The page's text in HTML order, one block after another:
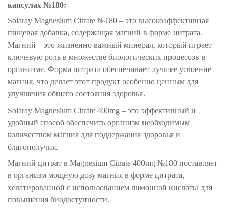
капсулах №180:
Solaray Magnesium Citrate №180 – это высокоэффективная
пищевая добавка, содержащая магний в форме цитрата.
Магний – это жизненно важный минерал, который играет
ключевую роль в множестве биологических процессов в
организме. Форма цитрата обеспечивает лучшее усвоение
магния, что делает этот продукт особенно ценным для
улучшения общего состояния здоровья.
Solaray Magnesium Citrate 400mg – это эффективный и
удобный способ обеспечить организм необходимым
количеством магния для поддержания здоровья и
благополучия.
Магний цитрат в Magnesium Citrate 400mg №180 поставляет
в организм мощную дозу магния в форме цитрата,
хелатированной с использованием лимонной кислоты для
повышения биодоступности.